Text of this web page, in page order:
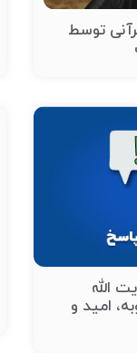
توسط
الله
امید و